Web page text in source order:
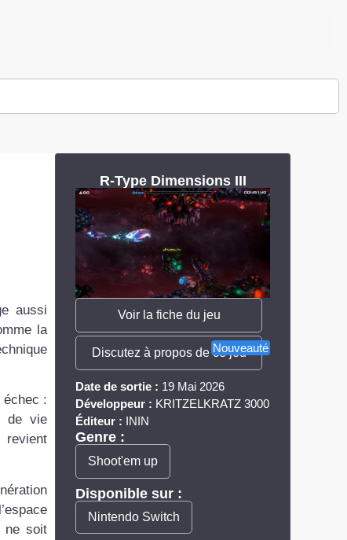
aussi
la
échec :
de vie
revient
ne soit
R-Type Dimensions III
Voir la fiche du jeu
Nouveauté
Discutez à propos de ce jeu
Date de sortie : 19 Mai 2026
Développeur : KRITZELKRATZ 3000
Éditeur : ININ
Genre :
Shoot'em up
Disponible sur :
Nintendo Switch